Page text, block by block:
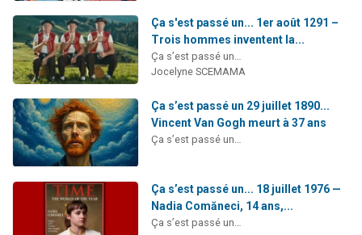
Ça s'est passé un... 1er août 1291 –
Trois hommes inventent la...
Ça s’est passé un…
Jocelyne SCEMAMA
Ça s’est passé un 29 juillet 1890...
Vincent Van Gogh meurt à 37 ans
Ça s’est passé un…
Ça s’est passé un... 18 juillet 1976 —
Nadia Comăneci, 14 ans,...
Ça s’est passé un…